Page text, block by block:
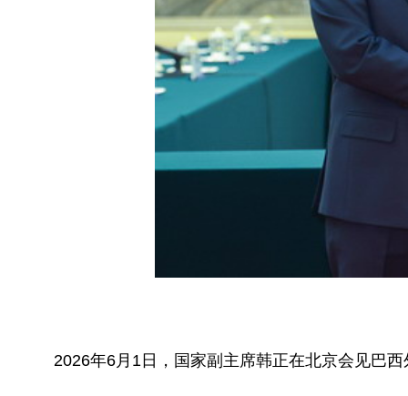
2026年6月1日，国家副主席韩正在北京会见巴